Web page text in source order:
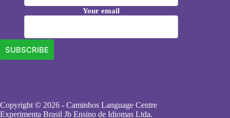
Your email
Copyright © 2026 - Caminhos Language Centre
Experimenta Brasil Jb Ensino de Idiomas Ltda.